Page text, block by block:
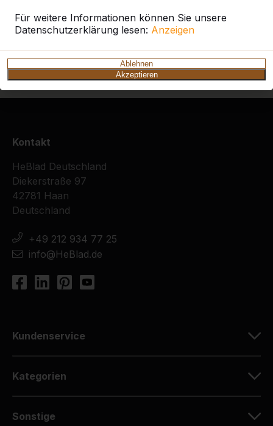
Für weitere Informationen können Sie unsere
Datenschutzerklärung lesen: Anzeigen
Ablehnen
Akzeptieren
Ort oder Postleitzahl suchen
Kontakt
HeBlad Deutschland
Diekerstraße 97
42781 Haan
Deutschland
+49 212 934 77 25
info@HeBlad.de
Kundenservice
Kategorien
Sonstige